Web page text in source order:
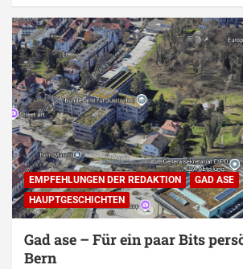
EMPFEHLUNGEN DER REDAKTION
GAD ASE
HAUPTGESCHICHTEN
Gad ase – Für ein paar Bits
Bern